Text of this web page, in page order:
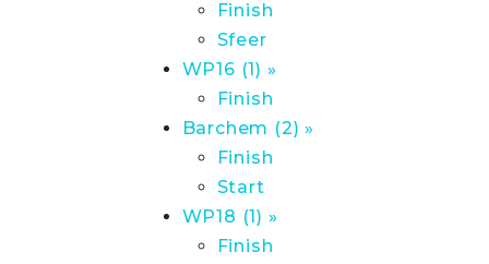
Finish
Sfeer
WP16 (1) »
Finish
Barchem (2) »
Finish
Start
WP18 (1) »
Finish